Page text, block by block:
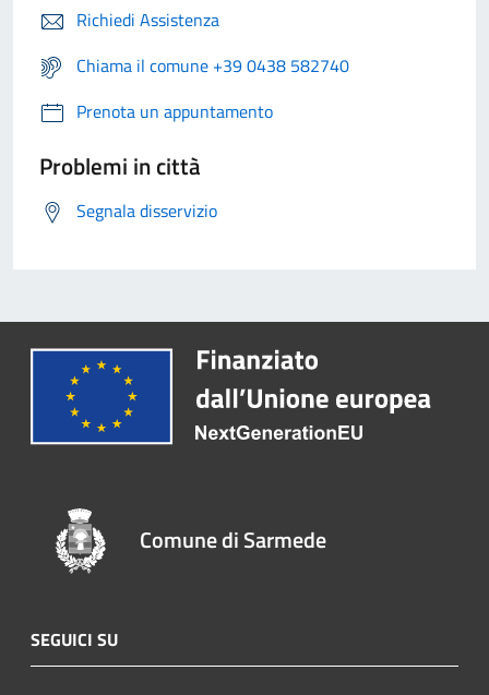
Richiedi Assistenza
Chiama il comune +39 0438 582740
Prenota un appuntamento
Problemi in città
Segnala disservizio
Comune di Sarmede
SEGUICI SU